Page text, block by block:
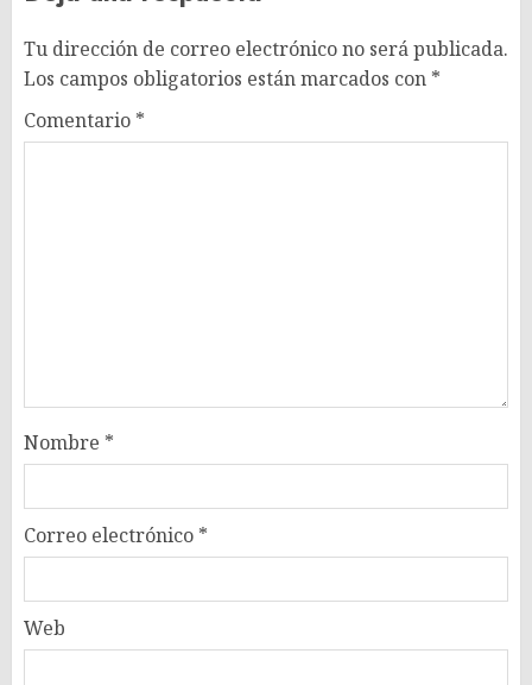
Tu dirección de correo electrónico no será publicada.
Los campos obligatorios están marcados con *
Comentario *
Nombre *
Correo electrónico *
Web